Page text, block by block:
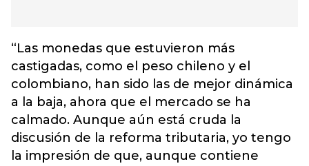
“Las monedas que estuvieron más
castigadas, como el peso chileno y el
colombiano, han sido las de mejor dinámica
a la baja, ahora que el mercado se ha
calmado. Aunque aún está cruda la
discusión de la reforma tributaria, yo tengo
la impresión de que, aunque contiene